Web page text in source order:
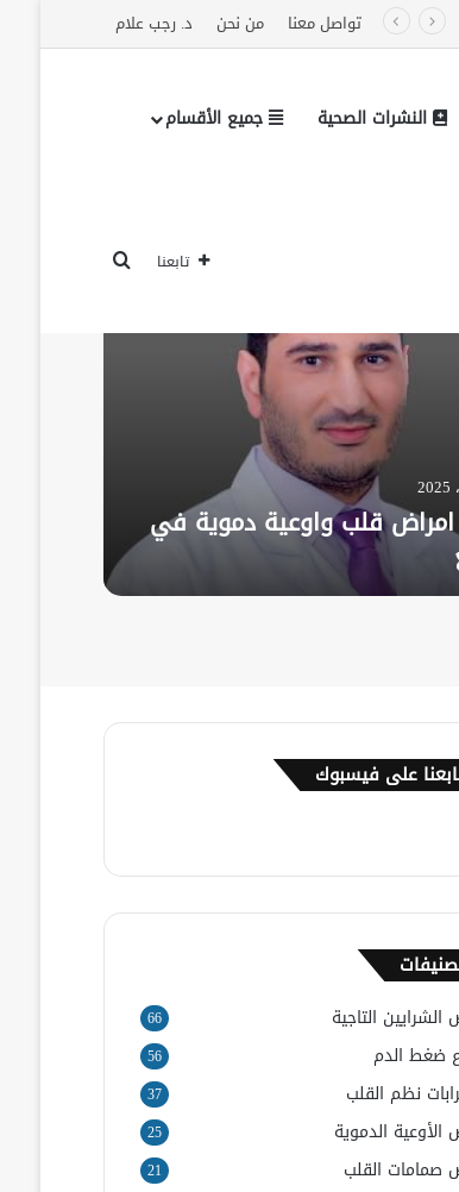
تواصل معنا من نحن د. رجب علام
النشرات الصحية جميع الأقسام
تابعنا
امراض قلب واوعية دموية في
على فيسبوك
الشرايين التاجية 66
ضغط الدم 56
نظم القلب 37
الأوعية الدموية 25
صمامات القلب 21